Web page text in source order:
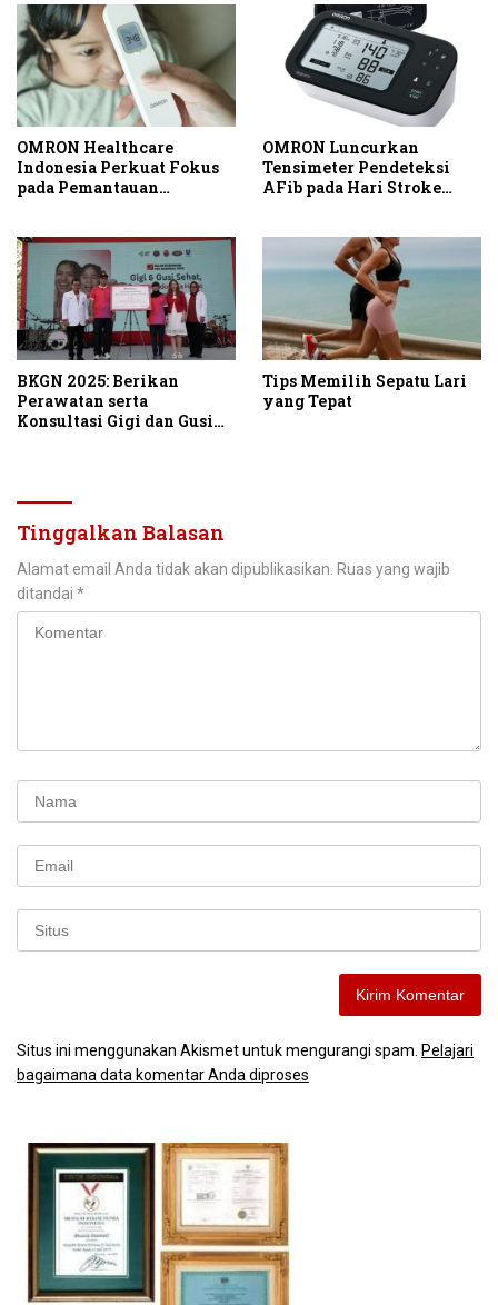
Sejak Dini
Padel Pertama di Dalam
Mall
OMRON Healthcare
Indonesia Perkuat Fokus
pada Pemantauan
Tanpa Kontak
OMRON Luncurkan
Tensimeter Pendeteksi
AFib pada Hari Stroke
BKGN 2025: Berikan
Perawatan serta
Konsultasi Gigi dan Gusi
Tips Memilih Sepatu Lari
yang Tepat
Tinggalkan Balasan
Alamat email Anda tidak akan dipublikasikan. Ruas yang wajib
ditandai *
Situs ini menggunakan Akismet untuk mengurangi spam. Pelajari
bagaimana data komentar Anda diproses